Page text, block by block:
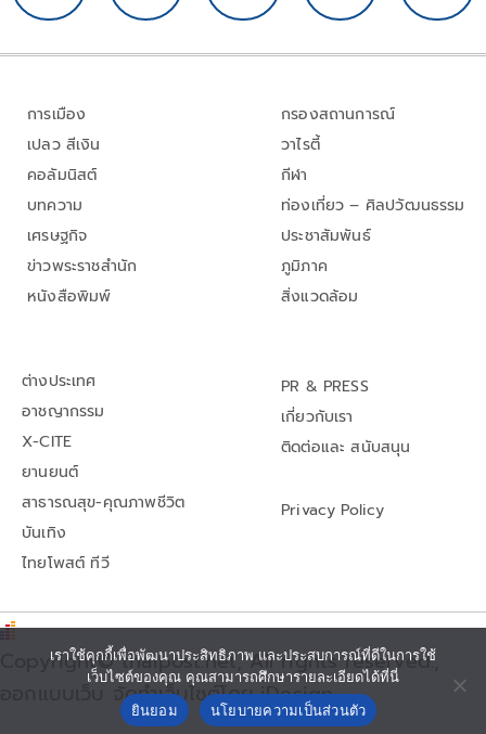
การเมือง
เปลว สีเงิน
คอลัมนิสต์
บทความ
เศรษฐกิจ
ข่าวพระราชสำนัก
หนังสือพิมพ์
กรองสถานการณ์
วาไรตี้
กีฬา
ท่องเที่ยว – ศิลปวัฒนธรรม
ประชาสัมพันธ์
ภูมิภาค
สิ่งแวดล้อม
ต่างประเทศ
อาชญากรรม
X-CITE
ยานยนต์
สาธารณสุข-คุณภาพชีวิต
บันเทิง
ไทยโพสต์ ทีวี
PR & PRESS
เกี่ยวกับเรา
ติดต่อและ สนับสนุน
Privacy Policy
Copyright© thaipost.net, All rights reserved.,
ออกแบบเว็บ จัดทำเว็บไซต์โดย iDesign
เราใช้คุกกี้เพื่อพัฒนาประสิทธิภาพ และประสบการณ์ที่ดีในการใช้
เว็บไซต์ของคุณ คุณสามารถศึกษารายละเอียดได้ที่นี่
ยินยอม
นโยบายความเป็นส่วนตัว